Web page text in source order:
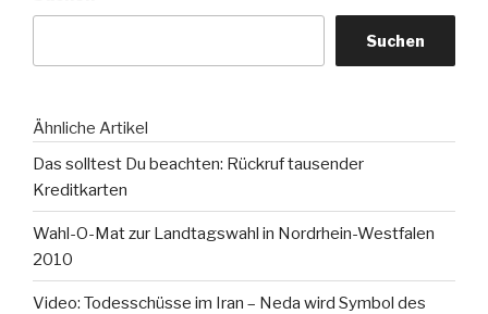
Suchen
Ähnliche Artikel
Das solltest Du beachten: Rückruf tausender
Kreditkarten
Wahl-O-Mat zur Landtagswahl in Nordrhein-Westfalen
2010
Video: Todesschüsse im Iran – Neda wird Symbol des